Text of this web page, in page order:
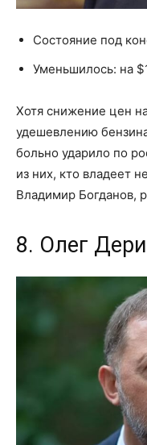
Состояние под
Уменьшилось: на
Хотя снижение цен
удешевлению
больно ударило по
из них, кто владеет
Владимир Богданов,
8. Олег